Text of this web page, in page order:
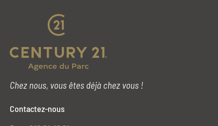
Chez nous, vous êtes déjà chez vous !
Contactez-nous